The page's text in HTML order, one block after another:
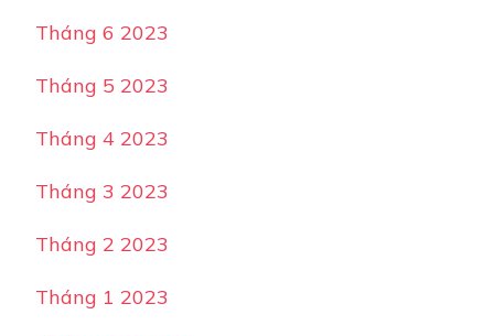
Tháng 6 2023
Tháng 5 2023
Tháng 4 2023
Tháng 3 2023
Tháng 2 2023
Tháng 1 2023